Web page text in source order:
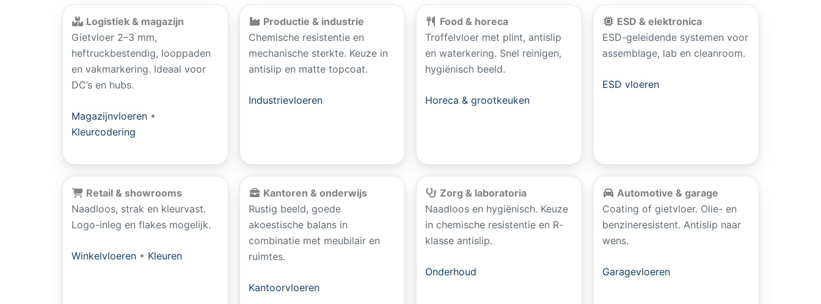
Logistiek & magazijn
Gietvloer 2–3 mm,
heftruckbestendig, looppaden
en vakmarkering. Ideaal voor
DC’s en hubs.
Magazijnvloeren •
Kleurcodering
Productie & industrie
Chemische resistentie en
mechanische sterkte. Keuze in
antislip en matte topcoat.
Industrievloeren
Food & horeca
Troffelvloer met plint, antislip
en waterkering. Snel reinigen,
hygiënisch beeld.
Horeca & grootkeuken
ESD & elektronica
ESD-geleidende systemen voor
assemblage, lab en cleanroom.
ESD vloeren
Retail & showrooms
Naadloos, strak en kleurvast.
Logo-inleg en flakes mogelijk.
Winkelvloeren • Kleuren
Kantoren & onderwijs
Rustig beeld, goede
akoestische balans in
combinatie met meubilair en
ruimtes.
Kantoorvloeren
Zorg & laboratoria
Naadloos en hygiënisch. Keuze
in chemische resistentie en R-
klasse antislip.
Onderhoud
Automotive & garage
Coating of gietvloer. Olie- en
benzineresistent. Antislip naar
wens.
Garagevloeren